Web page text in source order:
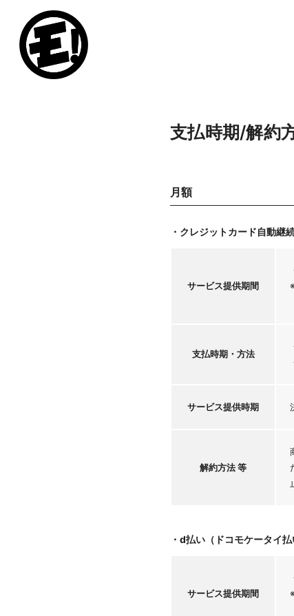
支払時期/解約
月額
・クレジットカード自動継
サービス提供期間
支払時期・ 方法
サービス提供時期
解約方法 等
・d払い（ドコモケータイ払
サービス提供期間